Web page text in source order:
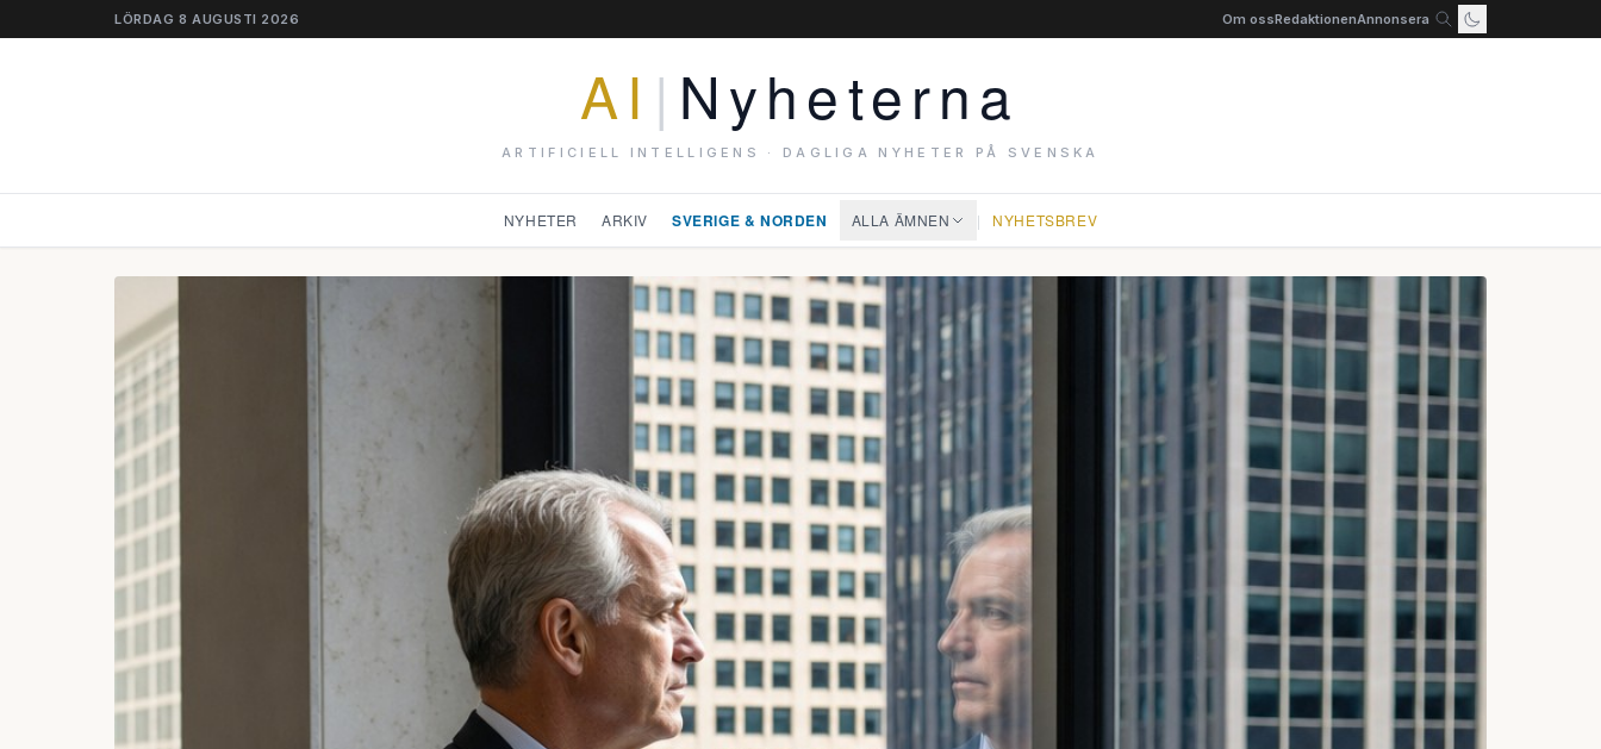
LÖRDAG 8 AUGUSTI 2026 Om ossRedaktionenAnnonsera
AI | Nyheterna
ARTIFICIELL INTELLIGENS · DAGLIGA NYHETER PÅ SVENSKA
NYHETER ARKIV SVERIGE & NORDEN ALLA ÄMNEN | NYHETSBREV